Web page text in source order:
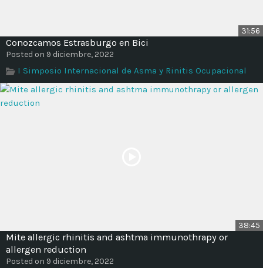
31:56
Conozcamos Estrasburgo en Bici
Posted on 9 diciembre, 2022
I Simposio Internacional de Asma y Rinitis Ocupacional
38:45
Mite allergic rhinitis and ashtma immunothrapy or
allergen reduction
Posted on 9 diciembre, 2022